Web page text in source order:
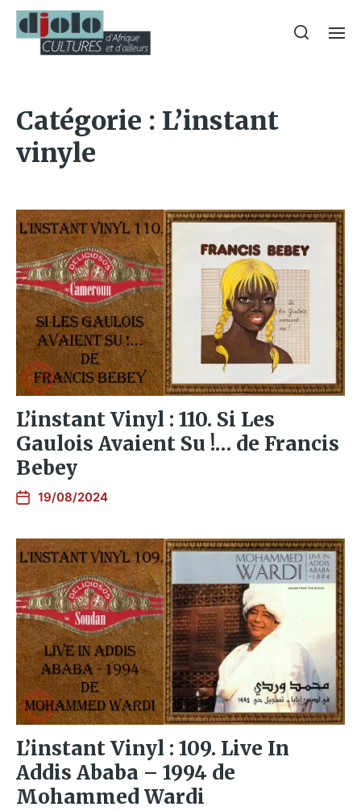
Catégorie : L’instant
vinyle
L’instant Vinyl : 110. Si Les
Gaulois Avaient Su !… de Francis
Bebey
19/08/2024
L’instant Vinyl : 109. Live In
Addis Ababa – 1994 de
Mohammed Wardi